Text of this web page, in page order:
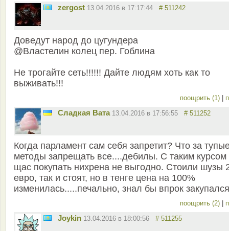
zergost 13.04.2016 в 17:17:44 # 511242
Доведут народ до цугундера
@Властелин колец пер. Гоблина
Не трогайте сеть!!!!!! Дайте людям хоть как то
выживать!!!
поощрить (1)
Сладкая Вата 13.04.2016 в 17:56:55 # 511252
Когда парламент сам себя запретит? Что за
методы запрещать все....дебилы. С таким курсом
щас покупать нихрена не выгодно. Стоили шузы
евро, так и стоят, но в тенге цена на 100%
изменилась.....печально, знал бы впрок
поощрить (2)
Joykin 13.04.2016 в 18:00:56 # 511255